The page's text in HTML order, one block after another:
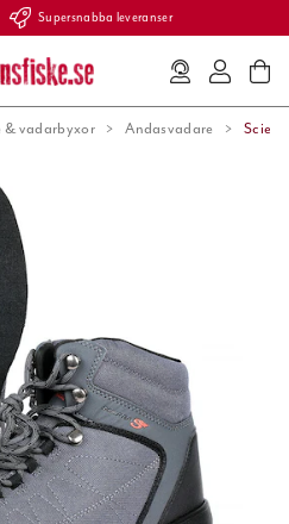
Supersnabba leveranser
& vadarbyxor Andasvadare